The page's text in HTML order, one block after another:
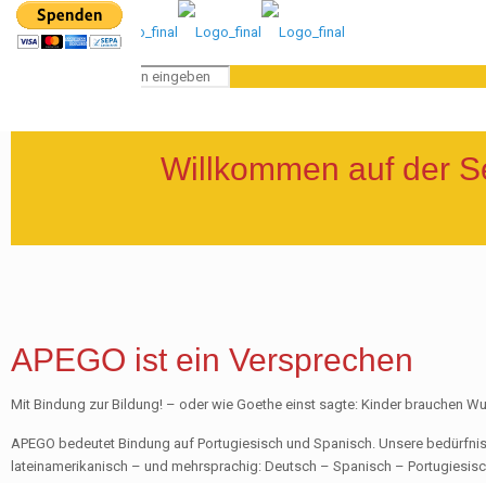
Willkommen auf der
APEGO ist ein Versprechen
Mit Bindung zur Bildung! – oder wie Goethe einst sagte: Kinder brauchen
APEGO bedeutet Bindung auf Portugiesisch und Spanisch. Unsere
lateinamerikanisch – und mehrsprachig: Deutsch – Spanisch –